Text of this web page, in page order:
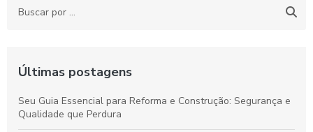
Últimas postagens
Seu Guia Essencial para Reforma e Construção: Segurança e
Qualidade que Perdura